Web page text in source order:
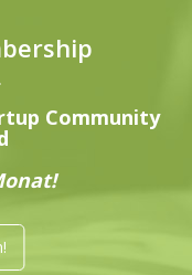
Community